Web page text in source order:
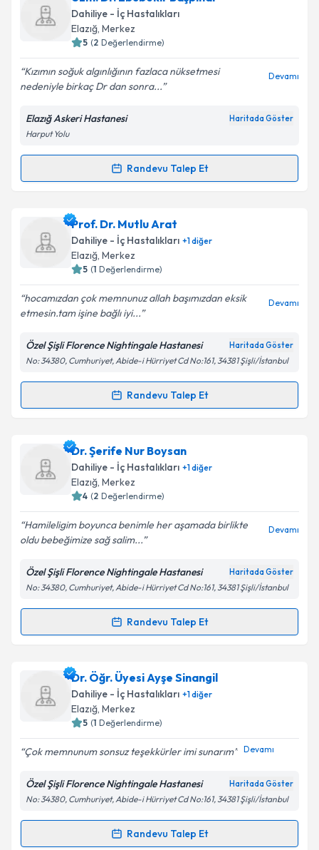
Takvim Talebini Gönder
oluşturun. Size bu uzmandan randevu almanız için bir
takvim hazırlandığında e-posta ile bilgilendireceğiz.
Kişisel verilerimin işlenmesine ilişkin
Aydınlatma
Metni
kapsamda işlenmesini kabul ediyorum.
Dahiliye - İç Hastalıkları
Elazığ, Merkez
5 (2 Değerlendirme)
Kızımın soğuk algınlığının fazlaca nüksetmesi
nedeniyle birkaç Dr dan sonra...
Devamı
Elazığ Askeri Hastanesi Haritada Göster
Harput Yolu
Randevu Talep Et
Randevu Takvimi Talebi
Uzm. Dr. Ebubekir Başpınar
talebi oluşturun. Size bu uzmandan randevu almanız
için bir takvim hazırlandığında e-posta ile
bilgilendireceğiz.
E-posta Adresiniz
Kişisel verilerimin işlenmesine ilişkinAydınlatma
Metni'ni okudum ve kişisel verilerimin belirtilen
kapsamda işlenmesini kabul ediyorum.
Prof. Dr. Mutlu Arat
Dahiliye - İç Hastalıkları +1diğer
Elazığ, Merkez
5 (1 Değerlendirme)
hocamızdan çok memnunuz allah başımızdan eksik
etmesin.tam işine bağlı iyi...
Devamı
Özel Şişli Florence Nightingale Hastanesi Haritada Göster
No: 34380, Cumhuriyet, Abide-i Hürriyet Cd No:161, 34381 Şişli/İstanbul
Randevu Talep Et
Randevu Takvimi Talebi
Prof. Dr. Mutlu Arat için randevu takvimi talebi
oluşturun. Size bu uzmandan randevu almanız için bir
takvim hazırlandığında e-posta ile bilgilendireceğiz.
Kişisel verilerimin işlenmesine ilişkin
Aydınlatma
Metni'ni okudum ve kişisel verilerimin belirtilen
kapsamda işlenmesini kabul ediyorum.
Dr. Şerife Nur Boysan
Dahiliye - İç Hastalıkları +1diğer
Elazığ, Merkez
4 (2 Değerlendirme)
Hamileligim boyunca benimle her aşamada birlikte
oldu bebeğimize sağ salim...
Devamı
Özel Şişli Florence Nightingale Hastanesi Haritada Göster
No: 34380, Cumhuriyet, Abide-i Hürriyet Cd No:161, 34381 Şişli/İstanbul
Randevu Talep Et
Randevu Takvimi Talebi
Dr. Şerife Nur Boysaniçin randevu takvimi talebi
oluşturun. Size bu uzmandan randevu almanız için bir
takvim hazırlandığında e-posta ile bilgilendireceğiz.
Kişisel verilerimin işlenmesine ilişkinAydınlatma
Metni'ni okudum ve kişisel verilerimin belirtilen
kapsamda işlenmesini kabul ediyorum.
Dr. Öğr. Üyesi Ayşe Sinangil
Dahiliye - İç Hastalıkları +1diğer
Elazığ, Merkez
5 (1 Değerlendirme)
Çok memnunum sonsuz teşekkürler imi sunarım Devamı
Özel Şişli Florence Nightingale Hastanesi Haritada Göster
No: 34380, Cumhuriyet, Abide-i Hürriyet Cd No:161, 34381 Şişli/İstanbul
Randevu Talep Et
Randevu Takvimi Talebi